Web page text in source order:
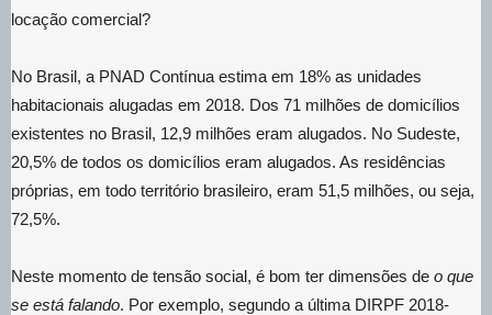
locação comercial?
No Brasil, a PNAD Contínua estima em 18% as unidades
habitacionais alugadas em 2018. Dos 71 milhões de domicílios
existentes no Brasil, 12,9 milhões eram alugados. No Sudeste,
20,5% de todos os domicílios eram alugados. As residências
próprias, em todo território brasileiro, eram 51,5 milhões, ou seja,
72,5%.
Neste momento de tensão social, é bom ter dimensões de o que
se está falando. Por exemplo, segundo a última DIRPF 2018-